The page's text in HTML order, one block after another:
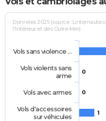
Données 2025 (source :
l'Intérieur et des Outre-Mer)
0
0
1
Vols sans violence …
Vols violents sans
arme
Vols avec armes
Vols d'accessoires
sur véhicules